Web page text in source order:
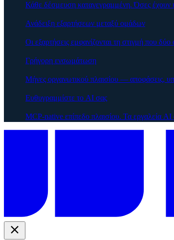
Κάθε δέσμευση καταγεγραμμένη. Όσες έχουν
Ανάδειξη εξαρτήσεων μεταξύ ομάδων
Οι εξαρτήσεις εμφανίζονται τη στιγμή που
Γρήγορη ενσωμάτωση
Μήνες οργανωτικού πλαισίου — αποφάσεις,
Ευθυγραμμίστε το AI σας
MCP-native επίπεδο πλαισίου. Τα εργαλεία